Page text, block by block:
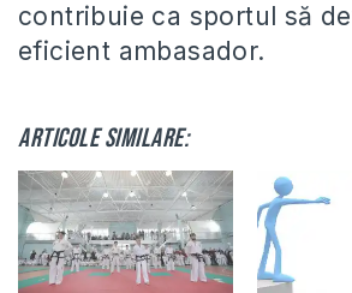
contribuie ca sportul să
eficient ambasador.
Articole similare: